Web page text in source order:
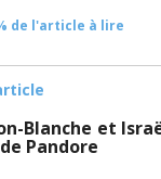
de l'article à lire
Blanche et
Pandore